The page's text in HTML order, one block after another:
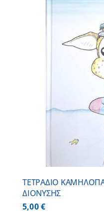
ΤΕΤΡΑΔΙΟ
ΔΙΟΝΥΣΗΣ
5,00€